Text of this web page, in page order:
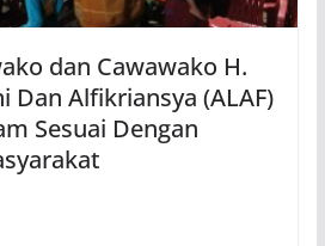
dan Cawawako H.
Dan Alfikriansya (ALAF)
Sesuai Dengan